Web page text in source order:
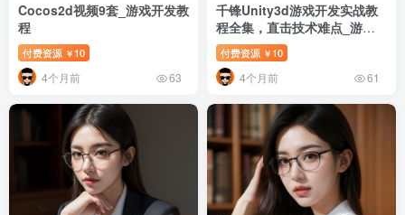
Cocos2d视频9套_游戏开发教
程
付费资源 ￥ 10
4个月前 63
千锋Unity3d游戏开发实战教
程全集，直击技术难点_游戏
开发教程
付费资源 ￥ 10
4个月前 61